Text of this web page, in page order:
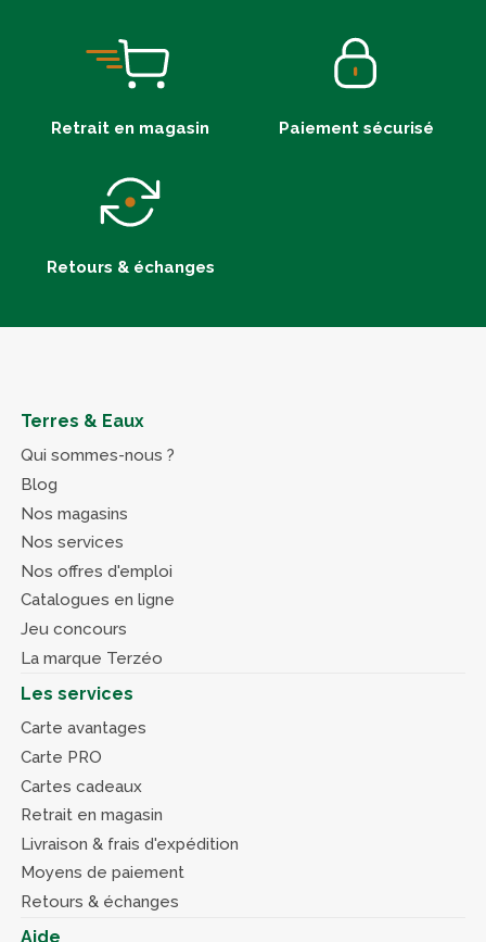
Retrait en magasin Paiement sécurisé
Retours & échanges
Terres & Eaux
Qui sommes-nous ?
Blog
Nos magasins
Nos services
Nos offres d'emploi
Catalogues en ligne
Jeu concours
La marque Terzéo
Les services
Carte avantages
Carte PRO
Cartes cadeaux
Retrait en magasin
Livraison & frais d'expédition
Moyens de paiement
Retours & échanges
Aide